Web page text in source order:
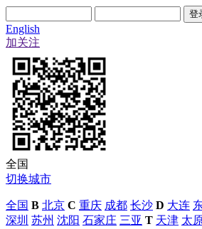
English
加关注
全国
切换城市
全国 B 北京 C 重庆 成都 长沙 D 大连
深圳 苏州 沈阳 石家庄 三亚 T 天津 太